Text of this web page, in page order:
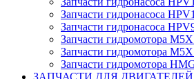
Запчасти гидронасоса
Запчасти гидронасоса
Запчасти гидромотора
Запчасти гидромотора
Запчасти гидромотора
ЗАПЧАСТИ ДЛЯ ДВИГАТЕЛЕЙ